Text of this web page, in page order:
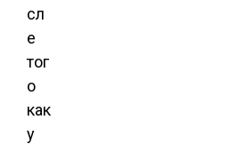
сл
е
тог
о
как
у